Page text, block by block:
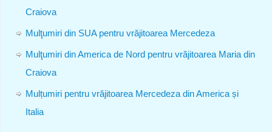
Craiova
Mulţumiri din SUA pentru vrăjitoarea Mercedeza
Mulţumiri din America de Nord pentru vrăjitoarea Maria din
Craiova
Mulțumiri pentru vrăjitoarea Mercedeza din America și
Italia